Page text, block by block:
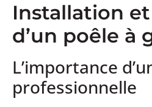
Installation
d’un poêle à
L’importance
professionnelle